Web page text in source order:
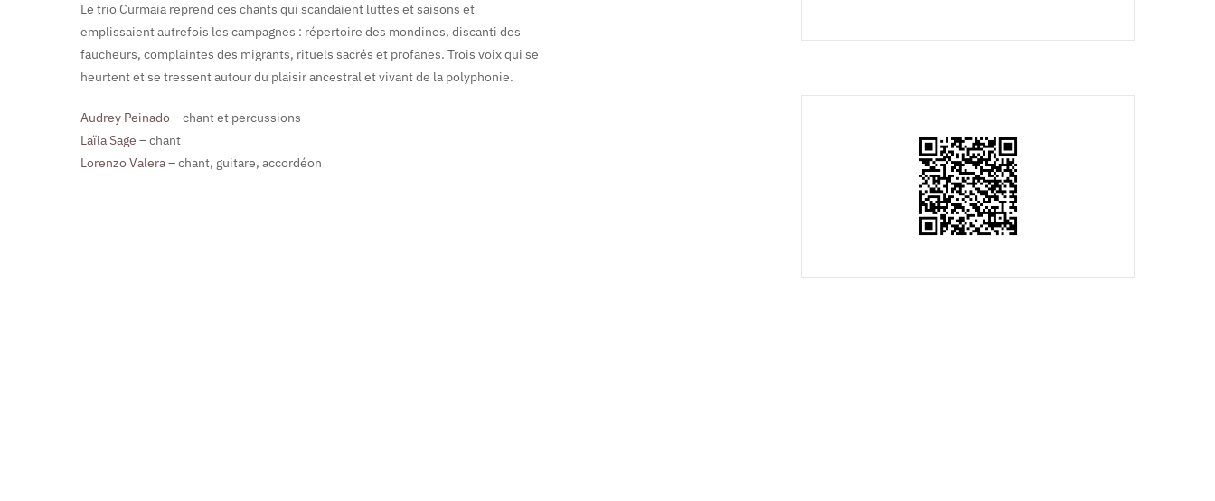
Le trio Curmaia reprend ces chants qui scandaient luttes et saisons et
emplissaient autrefois les campagnes : répertoire des mondines, discanti des
faucheurs, complaintes des migrants, rituels sacrés et profanes. Trois voix qui se
heurtent et se tressent autour du plaisir ancestral et vivant de la polyphonie.
Audrey Peinado– chant et percussions
Laïla Sage – chant
Lorenzo Valera– chant, guitare, accordéon